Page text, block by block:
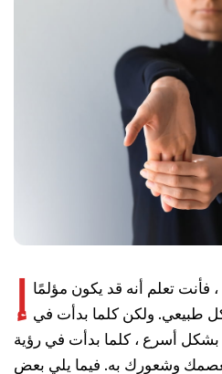
تعلم أنه قد يكون مؤلمًا
طبيعي. ولكن كلما بدأت في
بشكل أسرع ، كلما بدأت في رؤية
وشعورك به. فيما يلي بعض